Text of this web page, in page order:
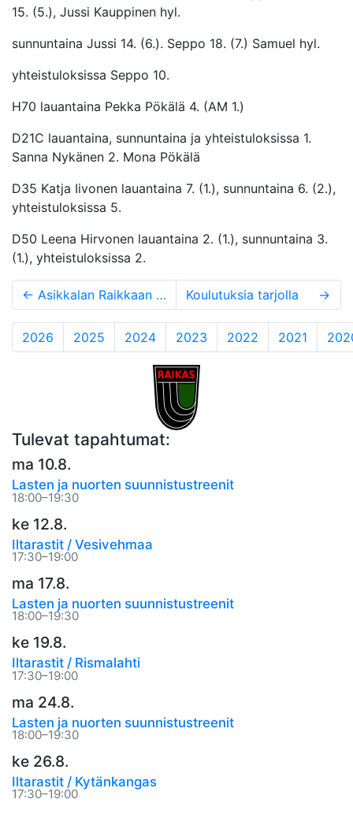
15. (5.), Jussi Kauppinen hyl.
sunnuntaina Jussi 14. (6.). Seppo 18. (7.) Samuel hyl.
yhteistuloksissa Seppo 10.
H70 lauantaina Pekka Pökälä 4. (AM 1.)
D21C lauantaina, sunnuntaina ja yhteistuloksissa 1.
Sanna Nykänen 2. Mona Pökälä
D35 Katja Iivonen lauantaina 7. (1.), sunnuntaina 6. (2.),
yhteistuloksissa 5.
D50 Leena Hirvonen lauantaina 2. (1.), sunnuntaina 3.
(1.), yhteistuloksissa 2.
← Asikkalan Raikkaan toimintakausi vaihtui Koulutuksia tarjolla →
2026 2025 2024 2023 2022 2021
Tulevat tapahtumat:
ma 10.8.
Lasten ja nuorten suunnistustreenit
18:00–19:30
ke 12.8.
Iltarastit / Vesivehmaa
17:30–19:00
ma 17.8.
Lasten ja nuorten suunnistustreenit
18:00–19:30
ke 19.8.
Iltarastit / Rismalahti
17:30–19:00
ma 24.8.
Lasten ja nuorten suunnistustreenit
18:00–19:30
ke 26.8.
Iltarastit / Kytänkangas
17:30–19:00